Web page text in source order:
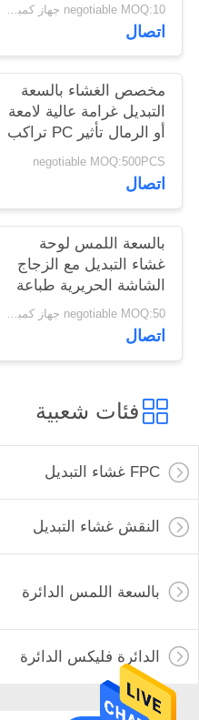
negotiable MOQ:10 جهاز كمبيوتر شخصى / النظام
اتصال
مخصص الغشاء بالسعة
التبديل غرامة عالية لامعة
أو الرمال تأثير PC تراكب
negotiable MOQ:500PCS
اتصال
بالسعة اللمس لوحة
غشاء التبديل مع الزجاج
الشاشة الحريرية طباعة
الشاشة
negotiable MOQ:50 جهاز كمبيوتر شخصى
اتصال
فئات شعبية
FPC غشاء التبديل
النقش غشاء التبديل
بالسعة اللمس الدائرة
الدائرة فليكس الدائرة